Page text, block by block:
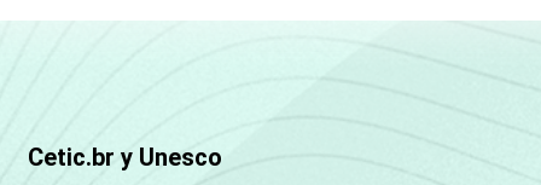
Cetic.br y Unesco